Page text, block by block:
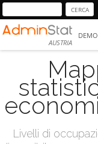
AUSTRIA
Livelli di